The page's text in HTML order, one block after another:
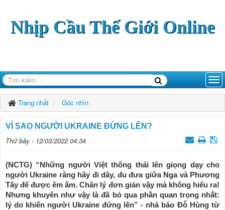
Nhịp Cầu Thế Giới Online
Trang nhất Góc nhìn
VÌ SAO NGƯỜI UKRAINE ĐỨNG LÊN?
Thứ bảy - 12/03/2022 04:34
(NCTG) “Những người Việt thông thái lên giọng dạy cho
người Ukraine rằng hãy đi dây, đu đưa giữa Nga và Phương
Tây để được êm ấm. Chân lý đơn giản vậy mà không hiểu ra!
Nhưng khuyên như vậy là đã bỏ qua phần quan trọng nhất:
lý do khiến người Ukraine đứng lên” - nhà báo Đỗ Hùng từ